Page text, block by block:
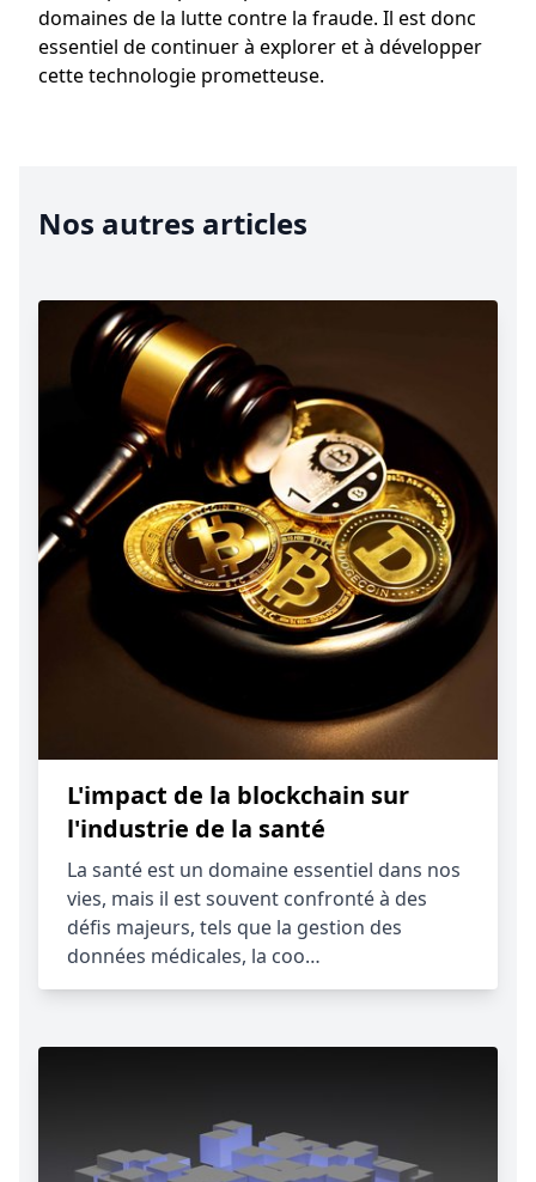
domaines de la lutte contre la fraude. Il est donc
essentiel de continuer à explorer et à développer
cette technologie prometteuse.
Nos autres articles
L'impact de la blockchain sur
l'industrie de la santé
La santé est un domaine essentiel dans nos
vies, mais il est souvent confronté à des
défis majeurs, tels que la gestion des
données médicales, la coo…